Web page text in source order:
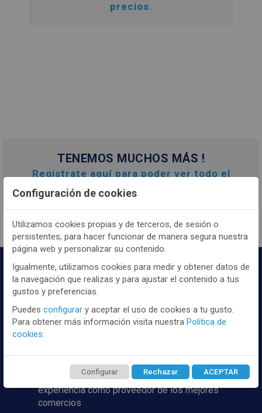
precios.
TENEMOS MUCHOS MÁS !
Registrate aquí para poder ver todo el
contenido y los precios.
Distribuidor y mayorista textil de las mejores
mercado, marcas tanto nacionales como
internacionales. Más de 25 años de
experiencia como proveedor de los mejores
comercios
Configuración de cookies
Utilizamos cookies propias y de terceros, de sesión o
persistentes, para hacer funcionar de manera segura nuestra
página web y personalizar su contenido.
Igualmente, utilizamos cookies para medir y obtener datos de
la navegación que realizas y para ajustar el contenido a tus
gustos y preferencias.
Puedes configurar y aceptar el uso de cookies a tu gusto.
Para obtener más información visita nuestra Política de
cookies.
Configurar Rechazar ACEPTAR